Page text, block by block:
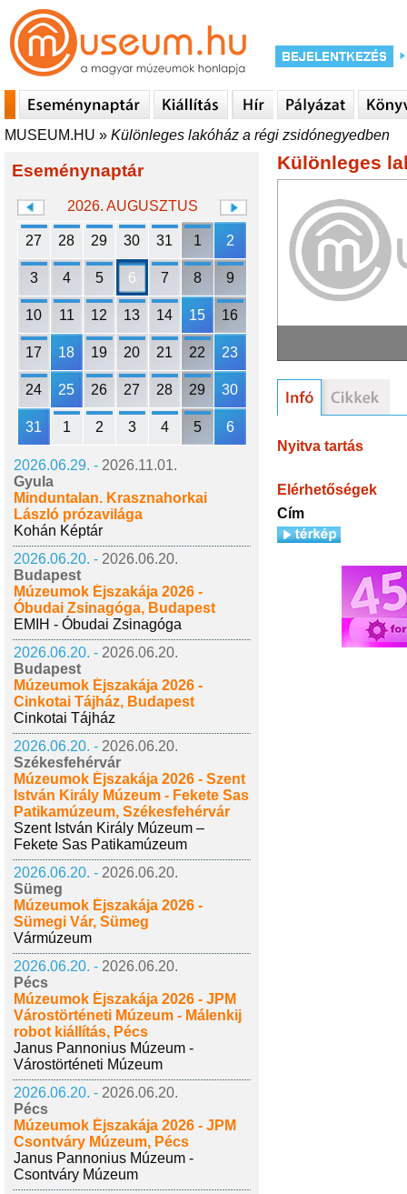
MUSEUM.HU » Különleges lakóház a régi zsidónegyedben
Eseménynaptár
2026. AUGUSZTUS
27 28 29 30 31 1 2
3 4 5 6 7 8 9
10 11 12 13 14 15 16
17 18 19 20 21 22 23
24 25 26 27 28 29 30
31 1 2 3 4 5 6
2026.06.29. - 2026.11.01.
Gyula
Minduntalan. Krasznahorkai
László prózavilága
Kohán Képtár
2026.06.20. - 2026.06.20.
Budapest
Múzeumok Éjszakája 2026 -
Óbudai Zsinagóga, Budapest
EMIH - Óbudai Zsinagóga
2026.06.20. - 2026.06.20.
Budapest
Múzeumok Éjszakája 2026 -
Cinkotai Tájház, Budapest
Cinkotai Tájház
2026.06.20. - 2026.06.20.
Székesfehérvár
Múzeumok Éjszakája 2026 - Szent
István Király Múzeum - Fekete Sas
Patikamúzeum, Székesfehérvár
Szent István Király Múzeum –
Fekete Sas Patikamúzeum
2026.06.20. - 2026.06.20.
Sümeg
Múzeumok Éjszakája 2026 -
Sümegi Vár, Sümeg
Vármúzeum
2026.06.20. - 2026.06.20.
Pécs
Múzeumok Éjszakája 2026 - JPM
Várostörténeti Múzeum - Málenkij
robot kiállítás, Pécs
Janus Pannonius Múzeum -
Várostörténeti Múzeum
2026.06.20. - 2026.06.20.
Pécs
Múzeumok Éjszakája 2026 - JPM
Csontváry Múzeum, Pécs
Janus Pannonius Múzeum -
Csontváry Múzeum
Különleges
Nyitva tartás
Elérhetőségek
Cím